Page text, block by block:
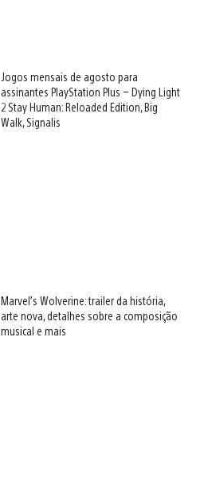
Jogos mensais de agosto para
assinantes PlayStation Plus – Dying Light
2 Stay Human: Reloaded Edition, Big
Walk, Signalis
Marvel’s Wolverine: trailer da história,
arte nova, detalhes sobre a composição
musical e mais